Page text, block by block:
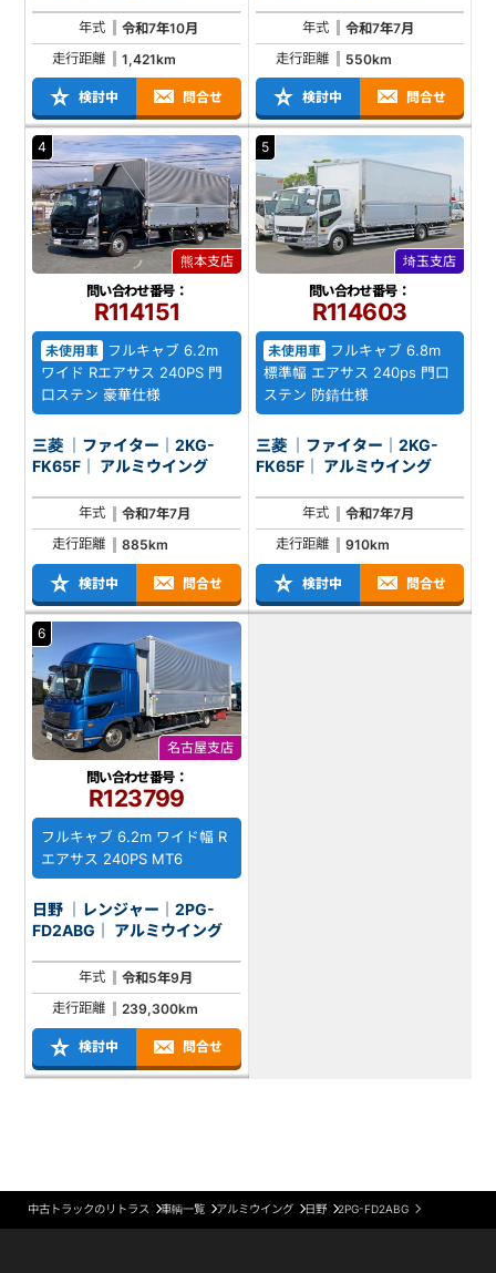
年式
令和7年10月
走行距離
1,421km
検討中 問合せ
年式
令和7年7月
走行距離
550km
検討中 問合せ
4
熊本支店
問い合わせ番号：
R114151
未使用車
フルキャブ 6.2m
ワイド Rエアサス 240PS 門
口ステン 豪華仕様
三菱 ｜ファイター｜2KG-
FK65F｜ アルミウイング
年式
令和7年7月
走行距離
885km
検討中 問合せ
5
埼玉支店
問い合わせ番号：
R114603
未使用車 フルキャブ 6.8m
標準幅 エアサス 240ps 門口
ステン 防錆仕様
三菱 ｜ファイター｜2KG-
FK65F｜ アルミウイング
年式
令和7年7月
走行距離
910km
検討中 問合せ
6
名古屋支店
問い合わせ番号：
R123799
フルキャブ 6.2m ワイド幅 R
エアサス 240PS MT6
日野 ｜レンジャー｜2PG-
FD2ABG｜ アルミウイング
年式
令和5年9月
走行距離
239,300km
検討中 問合せ
中古トラックのリトラス 車輌一覧 アルミウイング 日野 2PG-FD2ABG